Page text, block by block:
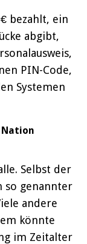
bezahlt, ein
abgibt,
PIN-Code,
Systemen
Nation
Selbst der
so genannter
andere
könnte
im Zeitalter